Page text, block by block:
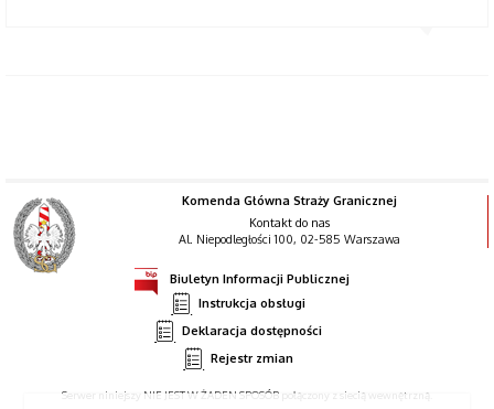
Komenda Główna Straży Granicznej
Kontakt do nas
Al. Niepodległości 100, 02-585 Warszawa
Biuletyn Informacji Publicznej
Instrukcja obsługi
Deklaracja dostępności
Rejestr zmian
Serwer niniejszy NIE JEST W ŻADEN SPOSÓB połączony z siecią wewnętrzną.